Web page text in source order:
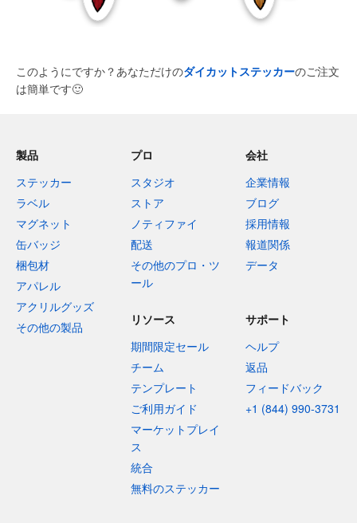
このようにですか？あなただけのダイカットステッカーのご注文
は簡単です🙂
製品
ステッカー
ラベル
マグネット
缶バッジ
梱包材
アパレル
アクリルグッズ
その他の製品
プロ
スタジオ
ストア
ノティファイ
配送
その他のプロ・ツ
ール
会社
企業情報
ブログ
採用情報
報道関係
データ
リソース
期間限定セール
チーム
テンプレート
ご利用ガイド
マーケットプレイ
ス
統合
無料のステッカー
サポート
ヘルプ
返品
フィードバック
+1 (844) 990-3731